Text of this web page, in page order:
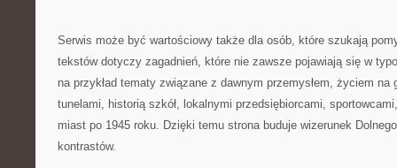
Serwis może być wartościowy także dla osób, które szukają
tekstów dotyczy zagadnień, które nie zawsze pojawiają się w
na przykład tematy związane z dawnym przemysłem, życiem na
tunelami, historią szkół, lokalnymi przedsiębiorcami,
miast po 1945 roku. Dzięki temu strona buduje wizerunek
kontrastów.